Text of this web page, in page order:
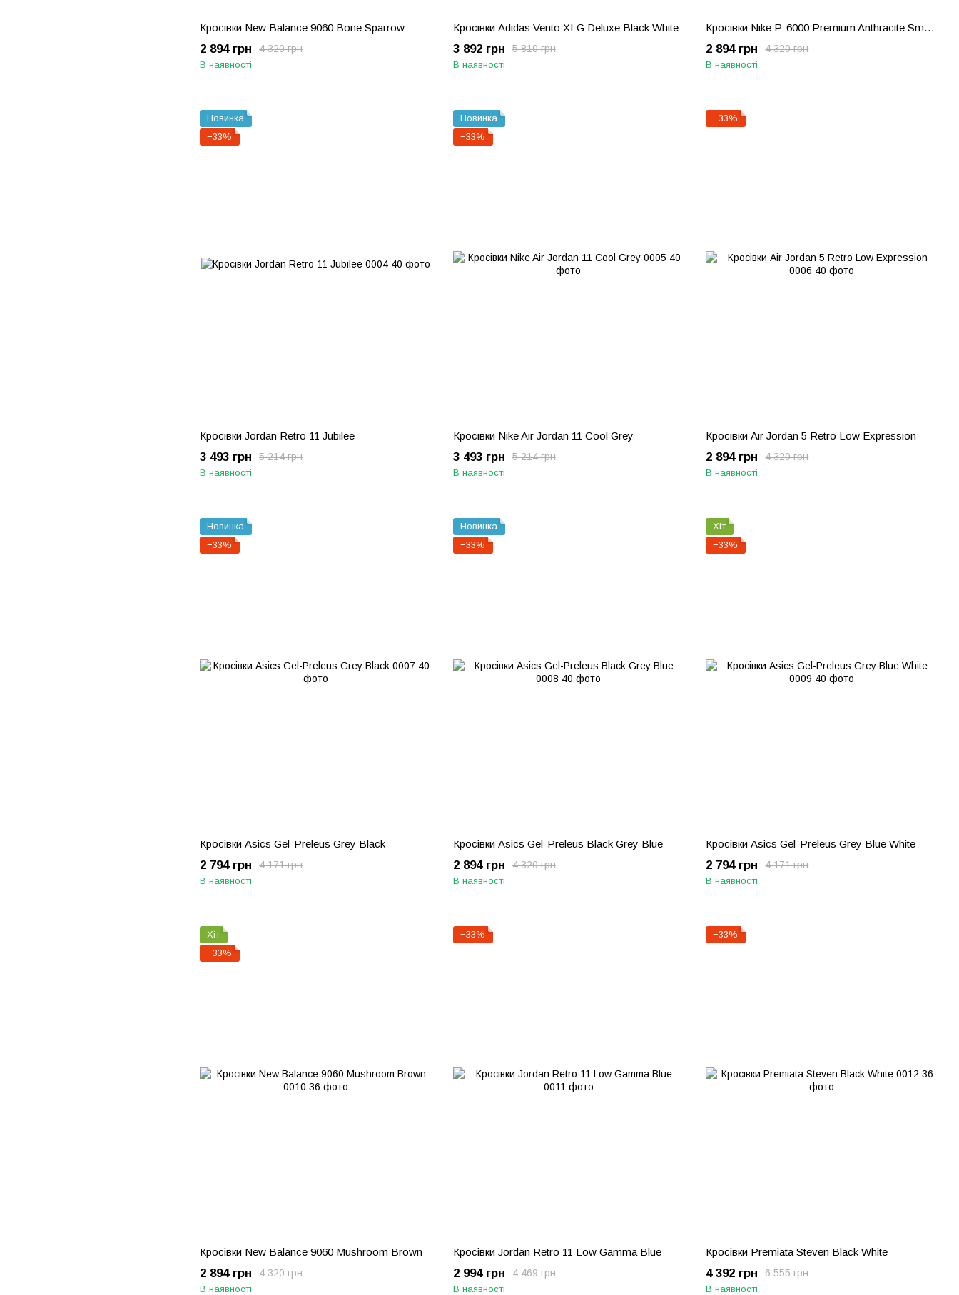
Кросівки New Balance 9060 Bone Sparrow
4 320 грн
2 894 грн
В наявності
Кросівки Adidas Vento XLG Deluxe Black White
5 810 грн
3 892 грн
В наявності
Кросівки Nike P-6000 Premium Anthracite Smoke Grey
4 320 грн
2 894 грн
В наявності
Новинка
−33%
Кросівки Jordan Retro 11 Jubilee
5 214 грн
3 493 грн
В наявності
Новинка
−33%
Кросівки Nike Air Jordan 11 Cool Grey
5 214 грн
3 493 грн
В наявності
−33%
Кросівки Air Jordan 5 Retro Low Expression
4 320 грн
2 894 грн
В наявності
Новинка
−33%
Кросівки Asics Gel-Preleus Grey Black
4 171 грн
2 794 грн
В наявності
Новинка
−33%
Кросівки Asics Gel-Preleus Black Grey Blue
4 320 грн
2 894 грн
В наявності
Хіт
−33%
Кросівки Asics Gel-Preleus Grey Blue White
4 171 грн
2 794 грн
В наявності
Хіт
−33%
Кросівки New Balance 9060 Mushroom Brown
4 320 грн
2 894 грн
В наявності
−33%
Кросівки Jordan Retro 11 Low Gamma Blue
4 469 грн
2 994 грн
В наявності
−33%
Кросівки Premiata Steven Black White
6 555 грн
4 392 грн
В наявності